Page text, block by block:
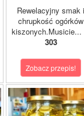
Rewelacyjny smak i
chrupkość ogórków
kiszonych.Musicie...
303
Zobacz przepis!